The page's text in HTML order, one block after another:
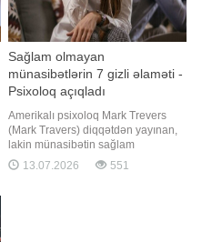
Sağlam olmayan
münasibətlərin 7 gizli əlaməti -
Psixoloq açıqladı
Amerikalı psixoloq Mark Trevers
(Mark Travers) diqqətdən yayınan,
lakin münasibətin sağlam
olmadığını göstərən yeddi əsas
əlaməti sadalayıb. Qaynarinfo-nun
13.07.2026 551